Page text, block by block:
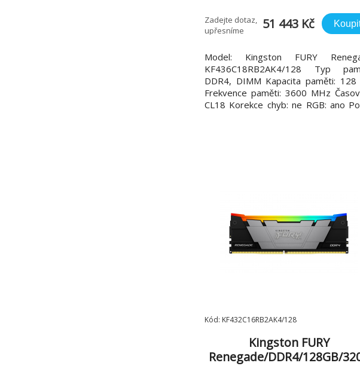
Zadejte dotaz,
upřesníme
51 443 Kč
Model: Kingston FURY
KF436C18RB2AK4/128 Typ
DDR4, DIMM Kapacita paměti: 128
Frekvence paměti: 3600 MHz
CL18 Korekce chyb: ne RGB: ano
Kód: KF432C16RB2AK4/128
Kingston FURY
Renegade/DDR4/128GB/